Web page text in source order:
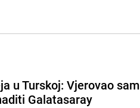
u Turskoj: Vjerovao sam
Galatasaray